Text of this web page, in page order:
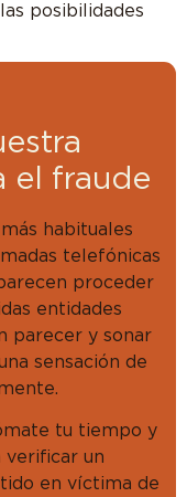
posibilidades
el fraude
habituales
telefónicas
proceder
entidades
parecer y sonar
sensación de
tu tiempo y
verificar un
en víctima de